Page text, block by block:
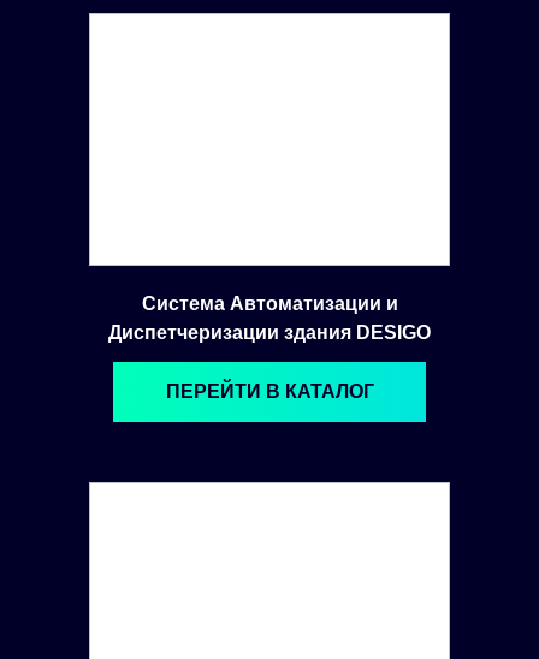
Система Автоматизации и
Диспетчеризации здания DESIGO
ПЕРЕЙТИ В КАТАЛОГ